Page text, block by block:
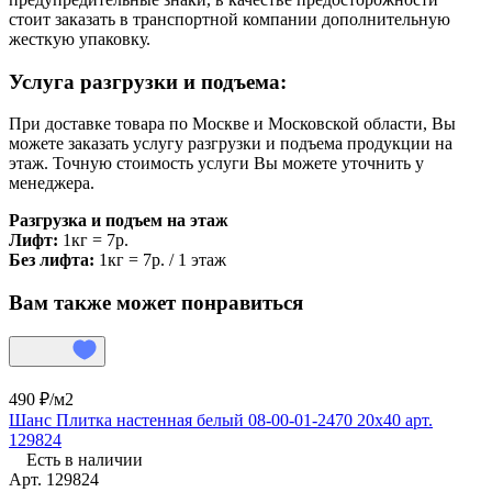
стоит заказать в транспортной компании дополнительную
жесткую упаковку.
Услуга разгрузки и подъема:
При доставке товара по Москве и Московской области, Вы
можете заказать услугу разгрузки и подъема продукции на
этаж. Точную стоимость услуги Вы можете уточнить у
менеджера.
Разгрузка и подъем на этаж
Лифт: 1кг = 7р.
Без лифта: 1кг = 7р. / 1 этаж
Вам также может понравиться
490 ₽/м2
Шанс Плитка настенная белый 08-00-01-2470 20х40 арт.
129824
Есть в наличии
Арт. 129824